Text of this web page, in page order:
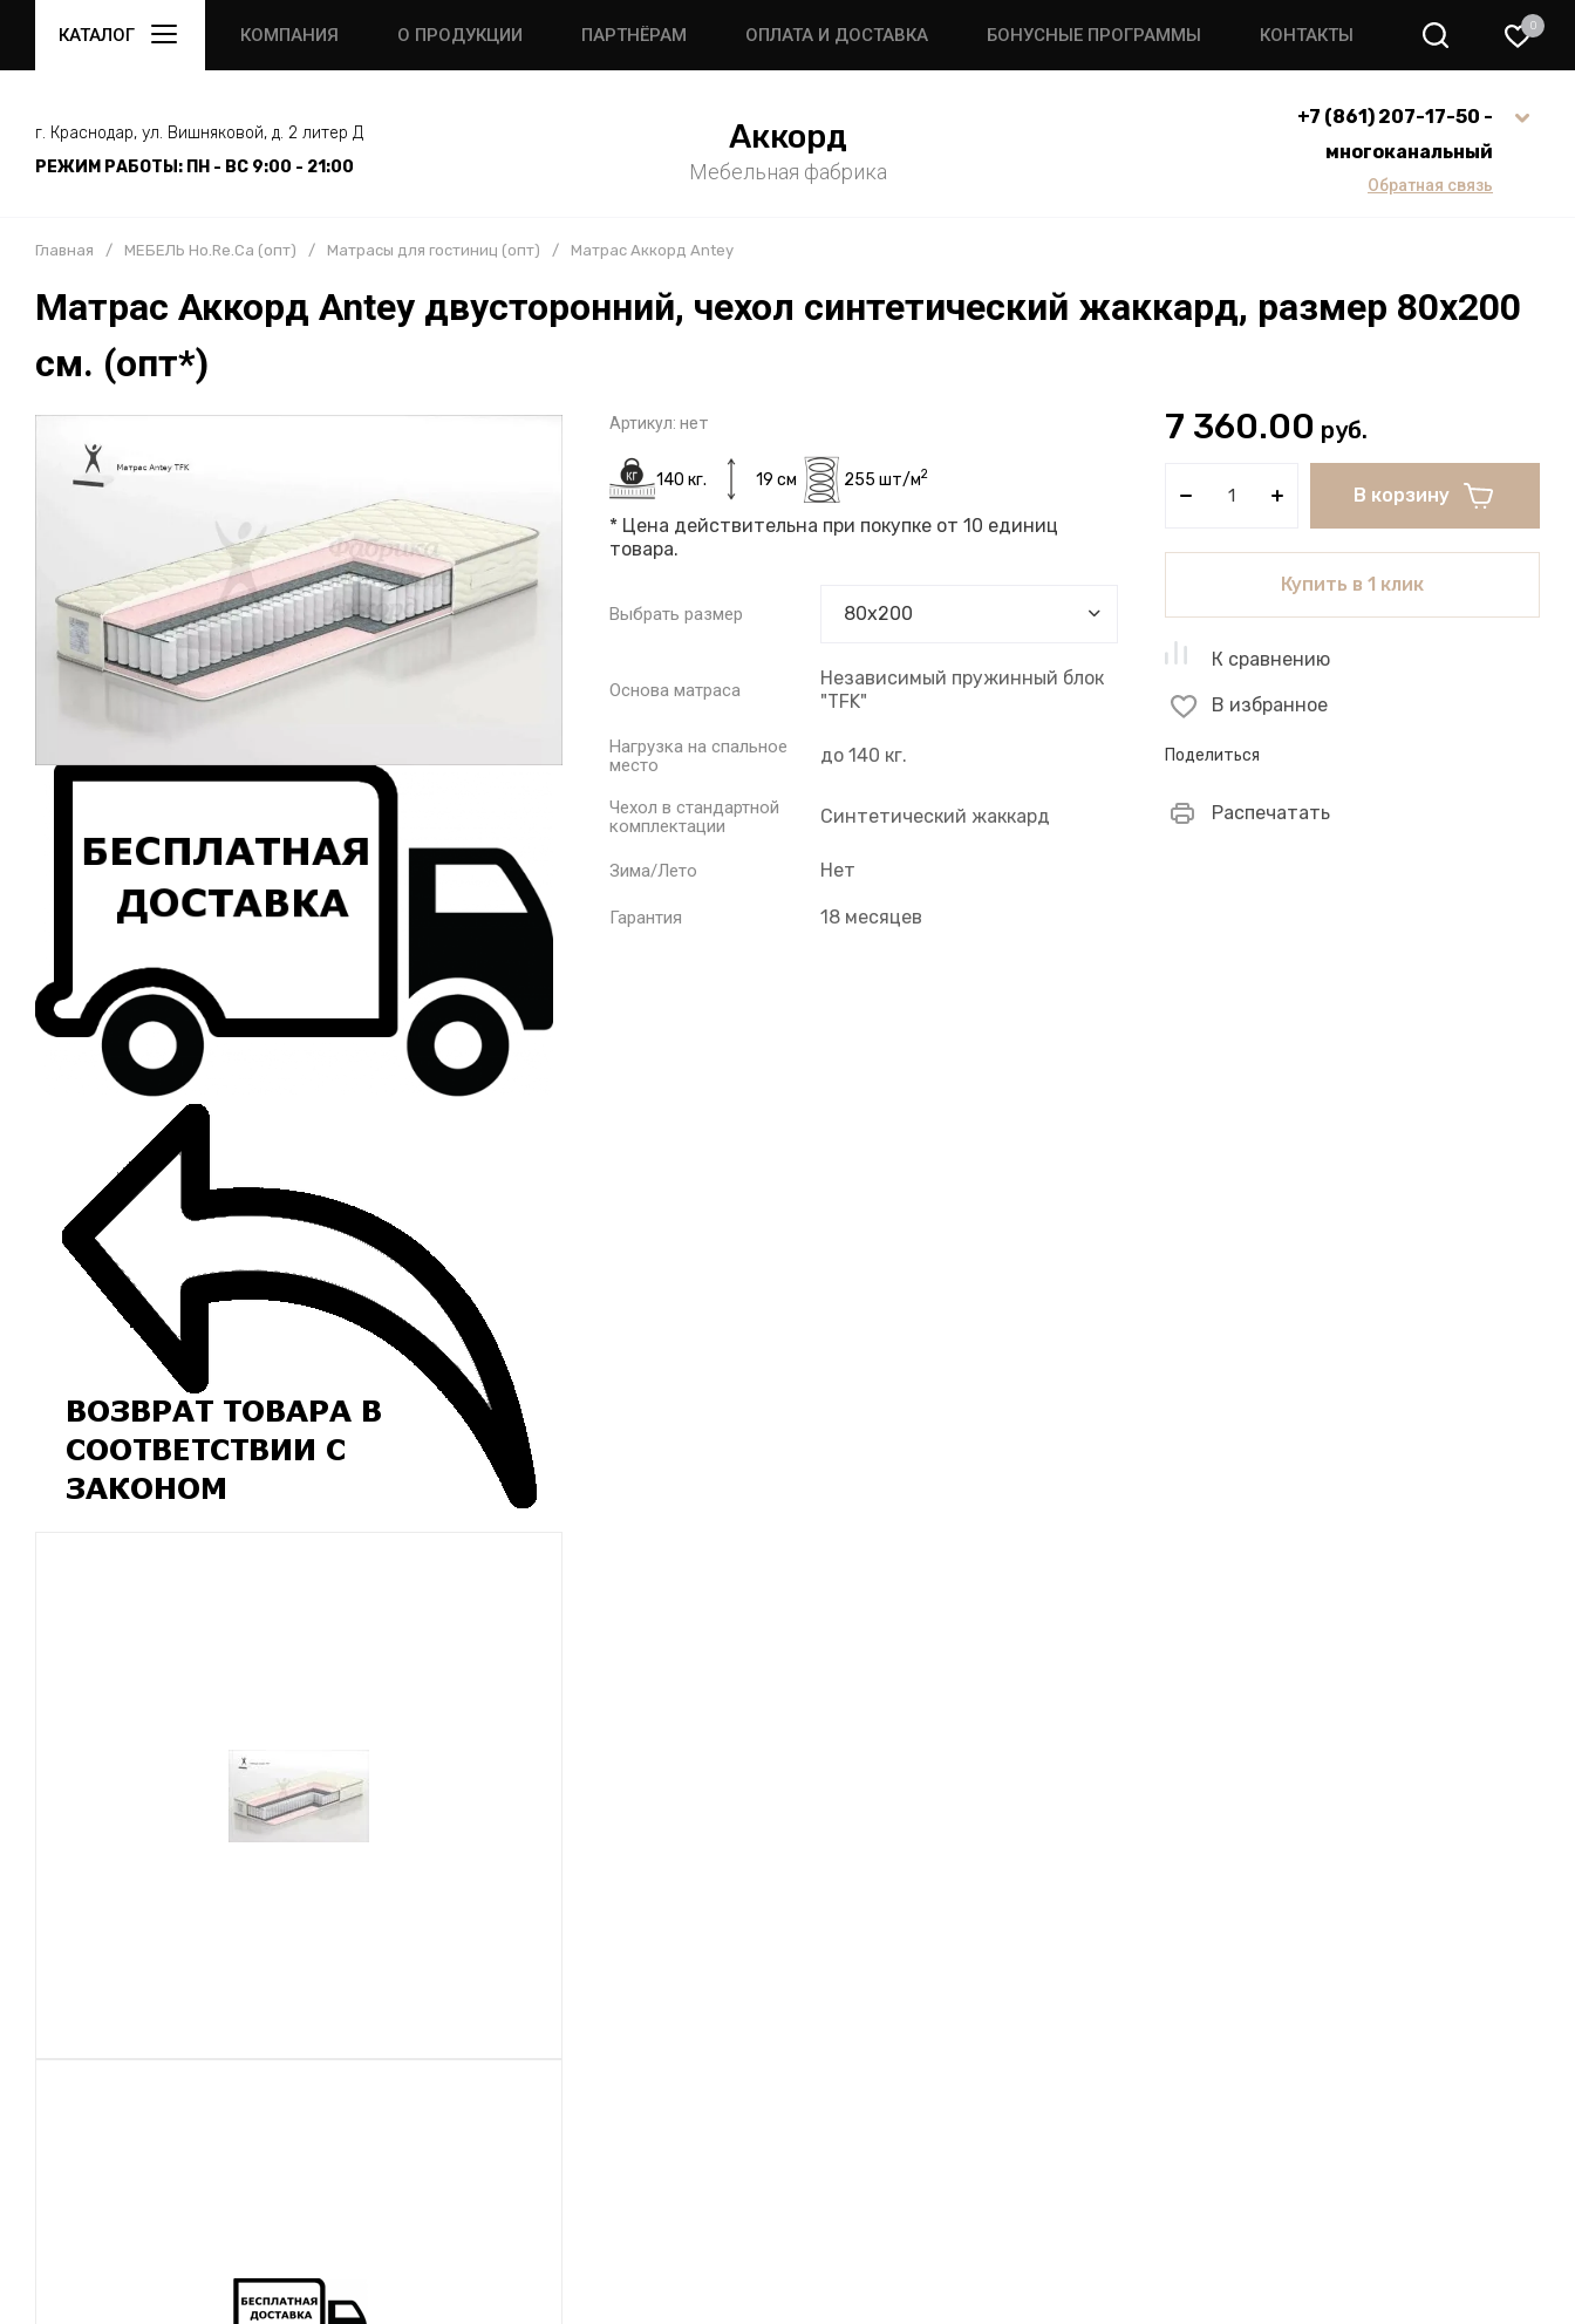
КАТАЛОГ КОМПАНИЯ О ПРОДУКЦИИ ПАРТНЁРАМ ОПЛАТА И ДОСТАВКА БОНУСНЫЕ ПРОГРАММЫ КОНТАКТЫ 0
г. Краснодар, ул. Вишняковой, д. 2 литер Д
РЕЖИМ РАБОТЫ: ПН - ВС 9:00 - 21:00
Аккорд
Мебельная фабрика
+7 (861) 207-17-50 -
многоканальный
Обратная связь
Главная / МЕБЕЛЬ Ho.Re.Ca (опт) / Матрасы для гостиниц (опт) / Матрас Аккорд Antey
Матрас Аккорд Antey двусторонний, чехол синтетический жаккард, размер 80х200
см. (опт*)
Артикул: нет
140 кг. 19 см 255 шт/м2
* Цена действительна при покупке от 10 единиц
товара.
Выбрать размер
Основа матраса
Независимый пружинный блок
"TFK"
Нагрузка на спальное
место
до 140 кг.
Чехол в стандартной
комплектации
Синтетический жаккард
Зима/Лето Нет
Гарантия 18 месяцев
7 360.00 руб.
В корзину
Купить в 1 клик
К сравнению
В избранное
Поделиться
Распечатать